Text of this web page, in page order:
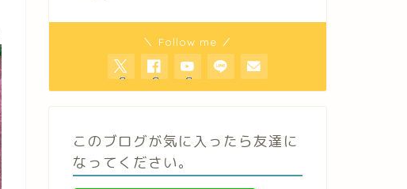
＼ Follow me ／
このブログが気に入ったら友達に
なってください。